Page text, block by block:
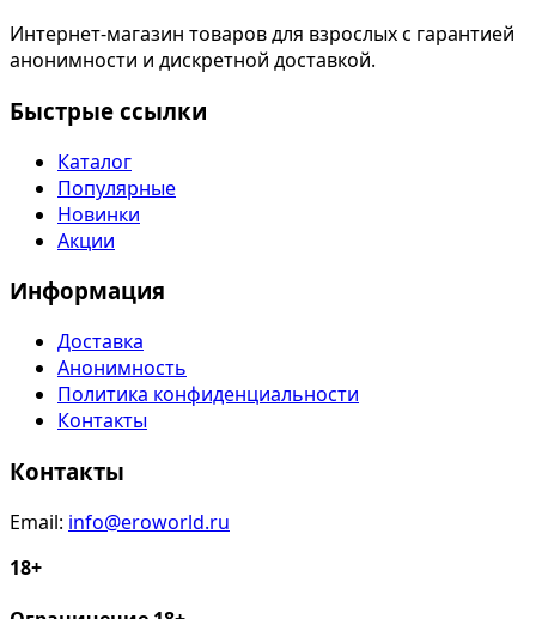
Интернет-магазин товаров для взрослых с гарантией
анонимности и дискретной доставкой.
Быстрые ссылки
Каталог
Популярные
Новинки
Акции
Информация
Доставка
Анонимность
Политика конфиденциальности
Контакты
Контакты
Email: info@eroworld.ru
18+